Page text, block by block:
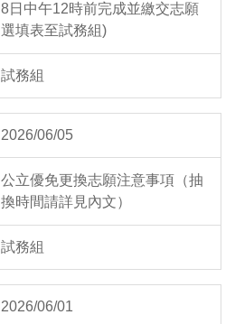
8日中午12時前完成並繳交志願
選填表至試務組)
試務組
2026/06/05
公立優免更換志願注意事項（抽
換時間請詳見內文）
試務組
2026/06/01